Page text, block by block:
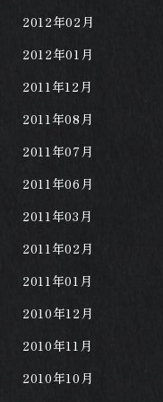
2012年02月
2012年01月
2011年12月
2011年08月
2011年07月
2011年06月
2011年03月
2011年02月
2011年01月
2010年12月
2010年11月
2010年10月